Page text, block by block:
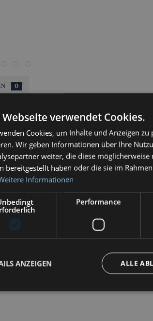
0
| Quarzuhr mit Funksektoren
ein Zeitmesser – sie ist ein Ausdruck von Stil und
klassisches Design mit technischer Raffinesse.
der obligaten Funkstille zum Empfang
– und wissen, dass Zeit mehr ist als nur Sekunden.
RFPO - Edelstahl poliert
Webseite verwendet Cookies.
Cookies, um Inhalte und Anzeigen
Wir geben Informationen über Ihre
weiter, die diese
bereitgestellt haben oder die sie im
Informationen
Performance
ALLE
ANZEIGEN